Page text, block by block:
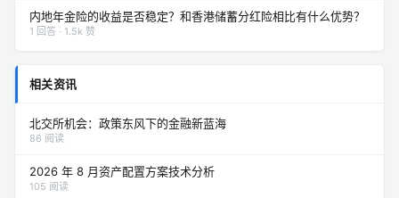
内地年金险的收益是否稳定？和香港储蓄分红险相比有什么优势？
1 回答 · 1.5k 赞
相关资讯
北交所机会：政策东风下的金融新蓝海
86 阅读
2026 年 8 月资产配置方案技术分析
105 阅读